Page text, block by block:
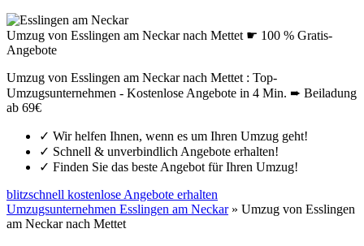
Umzug von Esslingen am Neckar nach Mettet ☛ 100 % Gratis-
Angebote
Umzug von Esslingen am Neckar nach Mettet : Top-
Umzugsunternehmen - Kostenlose Angebote in 4 Min. ➨ Beiladung
ab 69€
✓ Wir helfen Ihnen, wenn es um Ihren Umzug geht!
✓ Schnell & unverbindlich Angebote erhalten!
✓ Finden Sie das beste Angebot für Ihren Umzug!
blitzschnell kostenlose Angebote erhalten
Umzugsunternehmen Esslingen am Neckar» Umzug von Esslingen
am Neckar nach Mettet